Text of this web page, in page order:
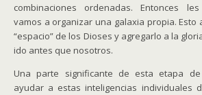
combinaciones ordenadas. Entonces
vamos a organizar una galaxia propia. Esto
“espacio” de los Dioses y agregarlo a la
ido antes que nosotros.
Una parte significante de esta etapa
ayudar a estas inteligencias individuales